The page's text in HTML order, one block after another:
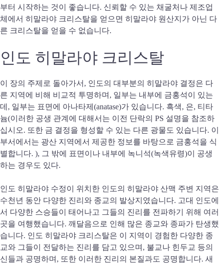
부터 시작하는 것이 좋습니다. 신뢰할 수 있는 채굴처나 제조업
체에서 히말라야 크리스탈을 얻으면 히말라야 원산지가 아닌 다
른 크리스탈을 얻을 수 없습니다.
인도 히말라야 크리스탈
이 장의 주제로 돌아가서, 인도의 대부분의 히말라야 결정은 다
른 지역에 비해 비교적 투명하며, 일부는 내부에 금홍석이 있는
데, 일부는 표면에 아나타제(anatase)가 있습니다. 흑색, 은, 티타
늄(이러한 공생 관계에 대해서는 이전 단락의 PS 설명을 참조하
십시오. 또한 금 결정을 형성할 수 있는 다른 광물도 있습니다. 이
부서에서는 광산 지역에서 제공한 정보를 바탕으로 금홍석을 식
별합니다. ), 그 밖에 표면이나 내부에 녹니석(녹색유령)이 공생
하는 경우도 있다.
인도 히말라야 수정이 위치한 인도의 히말라야 산맥 주변 지역은
수천년 동안 다양한 진리와 종교의 발상지였습니다. 고대 인도에
서 다양한 스승들이 태어나고 그들의 진리를 전파하기 위해 여러
곳을 여행했습니다. 깨달음으로 인해 많은 종교와 종파가 탄생했
습니다. 인도 히말라야 크리스탈은 이 지역이 경험한 다양한 종
교와 그들이 전달하는 진리를 담고 있으며, 불교나 힌두교 등의
신들과 공명하며, 또한 이러한 진리의 본질과도 공명합니다. 새